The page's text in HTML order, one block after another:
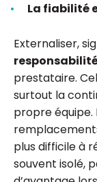
La fiabilité
Externaliser,
prestataire.
surtout la
propre équipe.
plus difficile à
souvent isolé,